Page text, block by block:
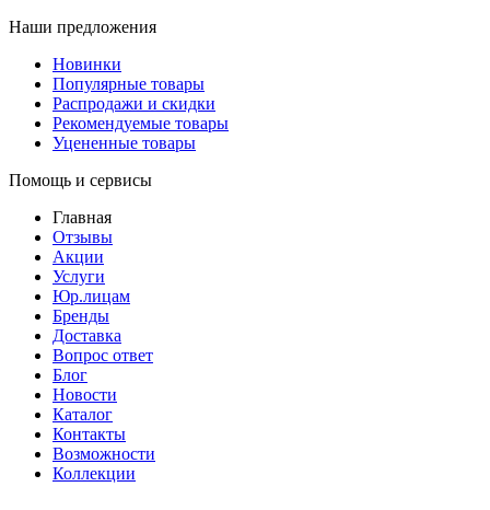
Наши предложения
Новинки
Популярные товары
Распродажи и скидки
Рекомендуемые товары
Уцененные товары
Помощь и сервисы
Главная
Отзывы
Акции
Услуги
Юр.лицам
Бренды
Доставка
Вопрос ответ
Блог
Новости
Каталог
Контакты
Возможности
Коллекции